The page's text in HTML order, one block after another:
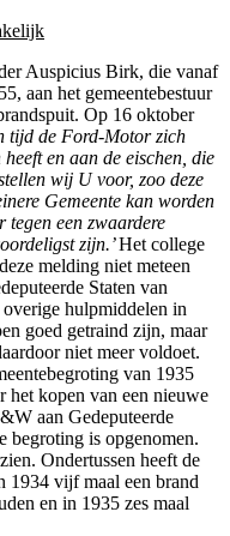
Auspicius Birk, die vanaf
aan het gemeentebestuur
Op 16 oktober
tijd de Ford-Motor zich
en aan de eischen, die
wij U voor, zoo deze
Gemeente kan worden
een zwaardere
zijn.’Het college
melding niet meteen
Staten van
hulpmiddelen in
goed getraind zijn, maar
niet meer voldoet.
van 1935
het kopen van een nieuwe
aan Gedeputeerde
begroting is opgenomen.
Ondertussen heeft de
1934 vijf maal een brand
en in 1935 zes maal